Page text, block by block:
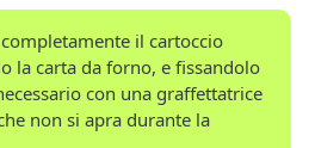
il cartoccio
la carta da forno, e fissandolo
con una graffettatrice
non si apra durante la